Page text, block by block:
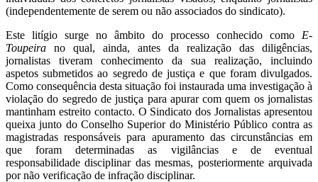
(independentemente de serem ou não associados do sindicato).
Este litígio surge no âmbito do processo conhecido como E-
Toupeira no qual, ainda, antes da realização das diligências,
jornalistas tiveram conhecimento da sua realização, incluindo
aspetos submetidos ao segredo de justiça e que foram divulgados.
Como consequência desta situação foi instaurada uma investigação à
violação do segredo de justiça para apurar com quem os jornalistas
mantinham estreito contacto. O Sindicato dos Jornalistas apresentou
queixa junto do Conselho Superior do Ministério Público contra as
magistradas responsáveis para apuramento das circunstâncias em
que foram determinadas as vigilâncias e de eventual
responsabilidade disciplinar das mesmas, posteriormente arquivada
por não verificação de infração disciplinar.